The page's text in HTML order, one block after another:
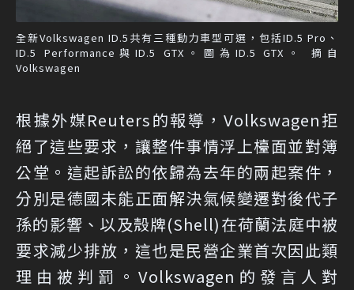
全新Volkswagen ID.5共有三種動力車型可選，包括ID.5 Pro、
ID.5 Performance與ID.5 GTX。圖為ID.5 GTX。 摘自
Volkswagen
根據外媒Reuters的報導，Volkswagen拒
絕了這些要求，讓整件事情浮上檯面並對簿
公堂。這起訴訟的依歸為去年的兩起案件，
分別是德國未能正面解決氣候變遷對後代子
孫的影響、以及殼牌(Shell)在荷蘭法庭中被
要求減少排放，這也是民營企業首次因此類
理由被判罰。Volkswagen的發言人對